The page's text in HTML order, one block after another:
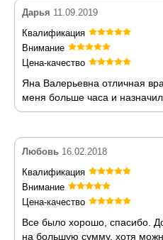
Дарья 11.09.2019
Квалификация
Внимание
Цена-качество
Яна Валерьевна отличная
меня больше часа и
Любовь 16.02.2018
Квалификация
Внимание
Цена-качество
Все было хорошо, спасибо.
на большую сумму, хотя